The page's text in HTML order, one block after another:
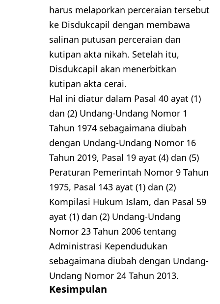
harus melaporkan perceraian tersebut
ke Disdukcapil dengan membawa
salinan putusan perceraian dan
kutipan akta nikah. Setelah itu,
Disdukcapil akan menerbitkan
kutipan akta cerai.
Hal ini diatur dalam Pasal 40 ayat (1)
dan (2) Undang-Undang Nomor 1
Tahun 1974 sebagaimana diubah
dengan Undang-Undang Nomor 16
Tahun 2019, Pasal 19 ayat (4) dan (5)
Peraturan Pemerintah Nomor 9 Tahun
1975, Pasal 143 ayat (1) dan (2)
Kompilasi Hukum Islam, dan Pasal 59
ayat (1) dan (2) Undang-Undang
Nomor 23 Tahun 2006 tentang
Administrasi Kependudukan
sebagaimana diubah dengan Undang-
Undang Nomor 24 Tahun 2013.
Kesimpulan